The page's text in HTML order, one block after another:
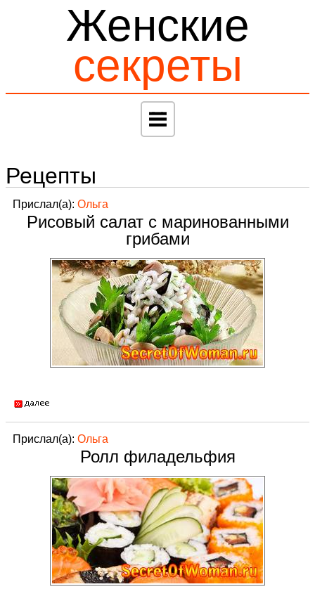
Женские
секреты
Рецепты
Прислал(а): Ольга
Рисовый салат с маринованными
грибами
Прислал(а): Ольга
Ролл филадельфия